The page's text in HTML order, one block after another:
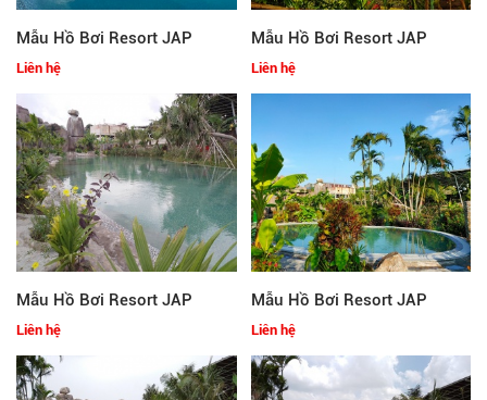
Mẫu Hồ Bơi Resort JAP
Liên hệ
Mẫu Hồ Bơi Resort JAP
Liên hệ
Mẫu Hồ Bơi Resort JAP
Liên hệ
Mẫu Hồ Bơi Resort JAP
Liên hệ